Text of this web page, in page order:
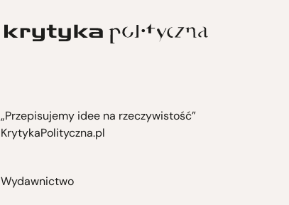
„Przepisujemy idee na rzeczywistość”
KrytykaPolityczna.pl
Wydawnictwo